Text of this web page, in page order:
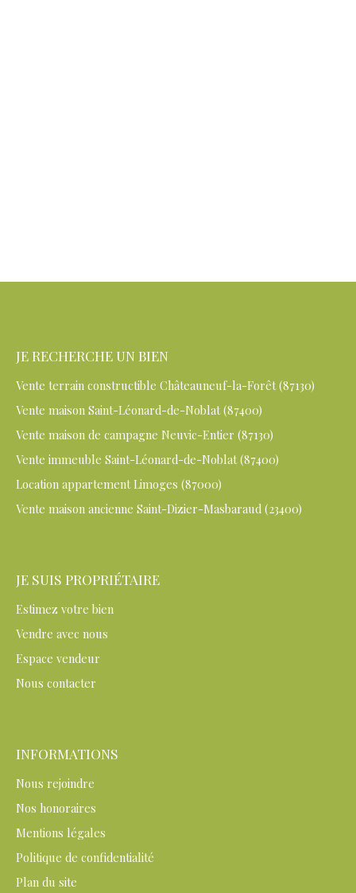
JE RECHERCHE UN BIEN
Vente terrain constructible Châteauneuf-la-Forêt (87130)
Vente maison Saint-Léonard-de-Noblat (87400)
Vente maison de campagne Neuvic-Entier (87130)
Vente immeuble Saint-Léonard-de-Noblat (87400)
Location appartement Limoges (87000)
Vente maison ancienne Saint-Dizier-Masbaraud (23400)
JE SUIS PROPRIÉTAIRE
Estimez votre bien
Vendre avec nous
Espace vendeur
Nous contacter
INFORMATIONS
Nous rejoindre
Nos honoraires
Mentions légales
Politique de confidentialité
Plan du site